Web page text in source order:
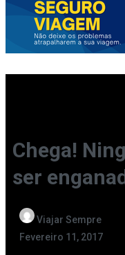
Chega!
ser
Viajar Sempre
Fevereiro 11, 2017